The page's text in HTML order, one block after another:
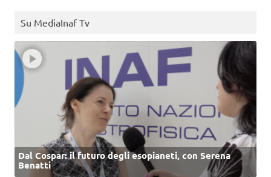
Su MediaInaf Tv
Dal Cospar: il futuro degli esopianeti, con Serena
Benatti